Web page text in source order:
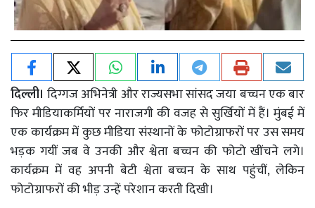
दिल्ली। दिग्गज अभिनेत्री और राज्यसभा सांसद जया बच्चन एक बार
फिर मीडियाकर्मियों पर नाराजगी की वजह से सुर्खियों में हैं। मुंबई में
एक कार्यक्रम में कुछ मीडिया संस्थानों के फोटोग्राफरों पर उस समय
भड़क गयीं जब वे उनकी और श्वेता बच्चन की फोटो खींचने लगे।
कार्यक्रम में वह अपनी बेटी श्वेता बच्चन के साथ पहुंचीं, लेकिन
फोटोग्राफरों की भीड़ उन्हें परेशान करती दिखी।